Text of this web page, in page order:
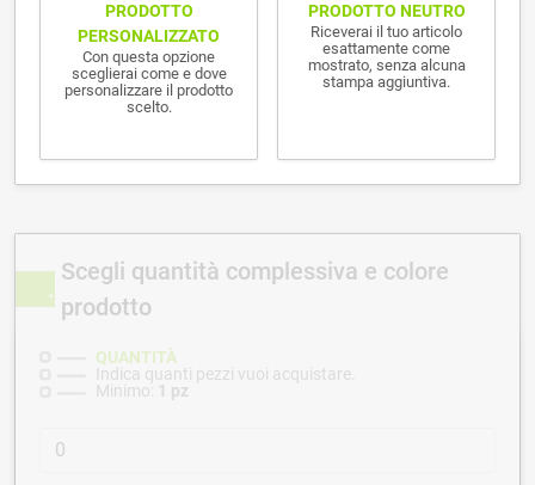
PRODOTTO
PERSONALIZZATO
Con questa opzione
sceglierai come e dove
personalizzare il prodotto
scelto.
PRODOTTO NEUTRO
Riceverai il tuo articolo
esattamente come
mostrato, senza alcuna
stampa aggiuntiva.
Scegli quantità complessiva e colore
prodotto
QUANTITÀ
Indica quanti pezzi vuoi acquistare.
Minimo: 1 pz